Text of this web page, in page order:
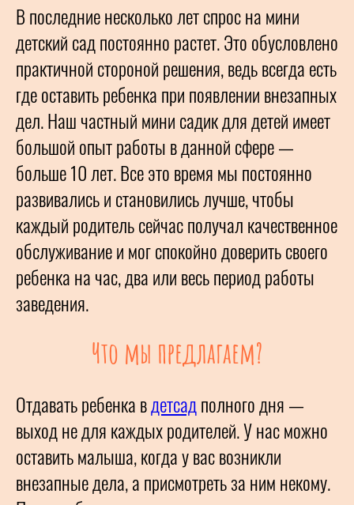
В последние несколько лет спрос на мини
детский сад постоянно растет. Это обусловлено
практичной стороной решения, ведь всегда есть
где оставить ребенка при появлении внезапных
дел. Наш частный мини садик для детей имеет
большой опыт работы в данной сфере —
больше 10 лет. Все это время мы постоянно
развивались и становились лучше, чтобы
каждый родитель сейчас получал качественное
обслуживание и мог спокойно доверить своего
ребенка на час, два или весь период работы
заведения.
Что мы предлагаем?
Отдавать ребенка вдетсадполного дня —
выход не для каждых родителей. У нас можно
оставить малыша, когда у вас возникли
внезапные дела, а присмотреть за ним некому.